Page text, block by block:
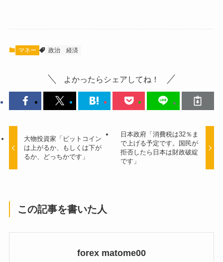
マネー 政治 経済
よかったらシェアしてね！
大物投資家「ビットコイン
は上がるか、もしくは下が
るか、どっちかです」
日本政府「消費税は32％ま
で上げる予定です。国民が
拒否したら日本は財政破綻
です」
この記事を書いた人
forex matome00